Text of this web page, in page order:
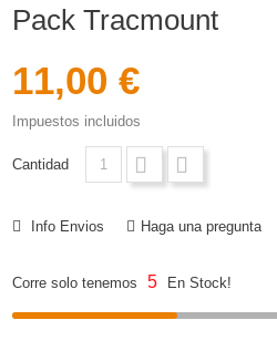
Pack Tracmount
11,00 €
Impuestos incluidos
Cantidad
Info Envios Haga una pregunta
Corre solo tenemos 5 En Stock!